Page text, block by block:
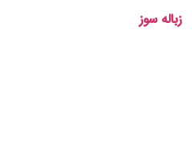
زباله سوز